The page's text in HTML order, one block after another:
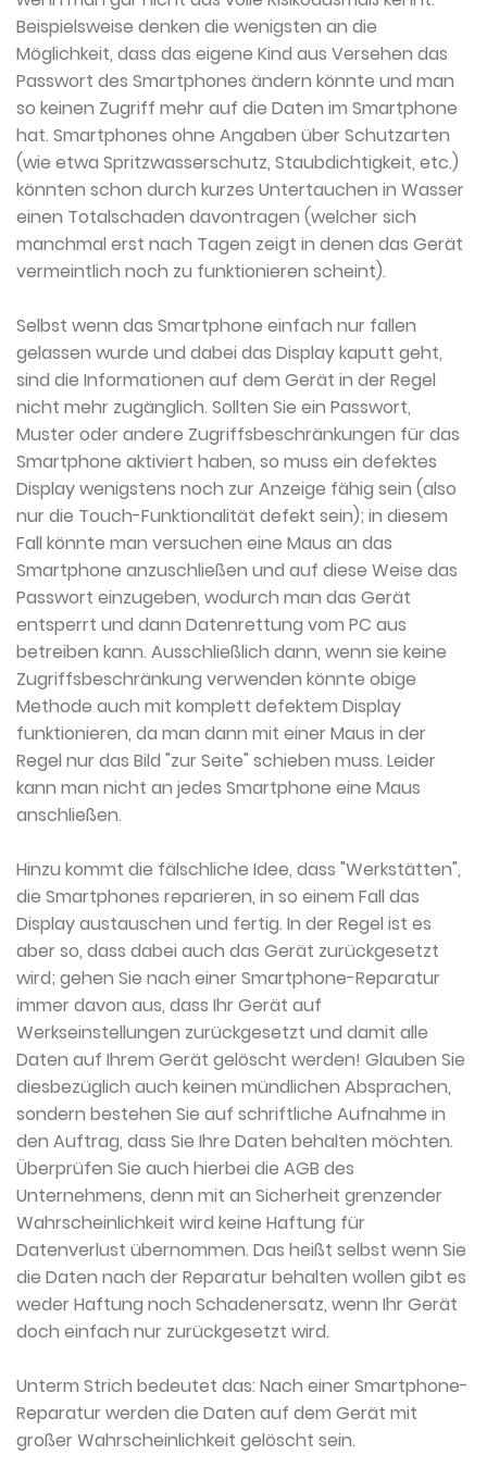
Beispielsweise denken die wenigsten an die
Möglichkeit, dass das eigene Kind aus Versehen das
Passwort des Smartphones ändern könnte und man
so keinen Zugriff mehr auf die Daten im Smartphone
hat. Smartphones ohne Angaben über Schutzarten
(wie etwa Spritzwasserschutz, Staubdichtigkeit, etc.)
könnten schon durch kurzes Untertauchen in Wasser
einen Totalschaden davontragen (welcher sich
manchmal erst nach Tagen zeigt in denen das Gerät
vermeintlich noch zu funktionieren scheint).
Selbst wenn das Smartphone einfach nur fallen
gelassen wurde und dabei das Display kaputt geht,
sind die Informationen auf dem Gerät in der Regel
nicht mehr zugänglich. Sollten Sie ein Passwort,
Muster oder andere Zugriffsbeschränkungen für das
Smartphone aktiviert haben, so muss ein defektes
Display wenigstens noch zur Anzeige fähig sein (also
nur die Touch-Funktionalität defekt sein); in diesem
Fall könnte man versuchen eine Maus an das
Smartphone anzuschließen und auf diese Weise das
Passwort einzugeben, wodurch man das Gerät
entsperrt und dann Datenrettung vom PC aus
betreiben kann. Ausschließlich dann, wenn sie keine
Zugriffsbeschränkung verwenden könnte obige
Methode auch mit komplett defektem Display
funktionieren, da man dann mit einer Maus in der
Regel nur das Bild "zur Seite" schieben muss. Leider
kann man nicht an jedes Smartphone eine Maus
anschließen.
Hinzu kommt die fälschliche Idee, dass "Werkstätten",
die Smartphones reparieren, in so einem Fall das
Display austauschen und fertig. In der Regel ist es
aber so, dass dabei auch das Gerät zurückgesetzt
wird; gehen Sie nach einer Smartphone-Reparatur
immer davon aus, dass Ihr Gerät auf
Werkseinstellungen zurückgesetzt und damit alle
Daten auf Ihrem Gerät gelöscht werden! Glauben Sie
diesbezüglich auch keinen mündlichen Absprachen,
sondern bestehen Sie auf schriftliche Aufnahme in
den Auftrag, dass Sie Ihre Daten behalten möchten.
Überprüfen Sie auch hierbei die AGB des
Unternehmens, denn mit an Sicherheit grenzender
Wahrscheinlichkeit wird keine Haftung für
Datenverlust übernommen. Das heißt selbst wenn Sie
die Daten nach der Reparatur behalten wollen gibt es
weder Haftung noch Schadenersatz, wenn Ihr Gerät
doch einfach nur zurückgesetzt wird.
Unterm Strich bedeutet das: Nach einer Smartphone-
Reparatur werden die Daten auf dem Gerät mit
großer Wahrscheinlichkeit gelöscht sein.